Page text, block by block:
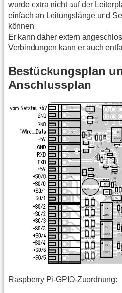
wurde extra nicht auf der
einfach an Leitungslänge und
können.
Er kann daher extern
Verbindungen kann er auch
Bestückungsplan
Anschlussplan
Raspberry Pi-GPIO-Zuordnung: